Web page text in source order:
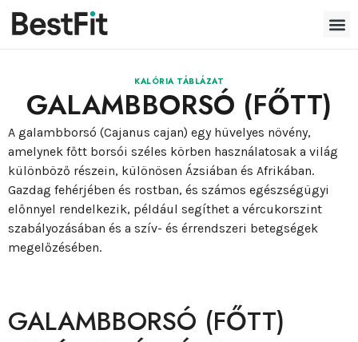
KALÓRIA TÁBLÁZAT
GALAMBBORSÓ (FŐTT)
A galambborsó (Cajanus cajan) egy hüvelyes növény,
amelynek főtt borsói széles körben használatosak a világ
különböző részein, különösen Ázsiában és Afrikában.
Gazdag fehérjében és rostban, és számos egészségügyi
előnnyel rendelkezik, például segíthet a vércukorszint
szabályozásában és a szív- és érrendszeri betegségek
megelőzésében.
GALAMBBORSÓ (FŐTT)